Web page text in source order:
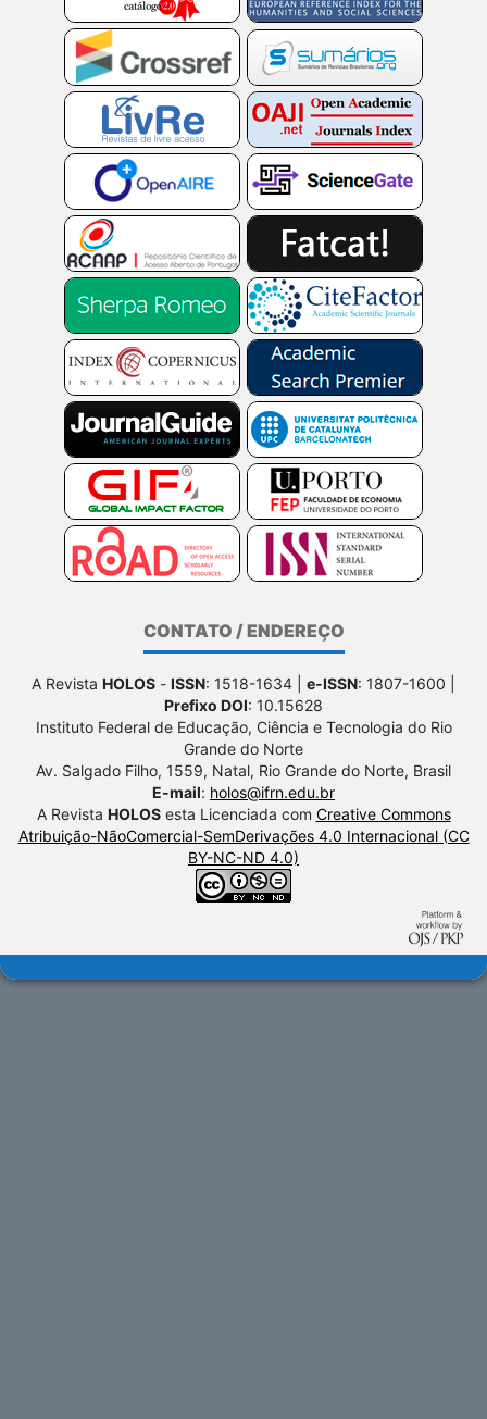
CONTATO / ENDEREÇO
A Revista HOLOS - ISSN: 1518-1634 | e-ISSN: 1807-1600 |
Prefixo DOI: 10.15628
Instituto Federal de Educação, Ciência e Tecnologia do Rio
Grande do Norte
Av. Salgado Filho, 1559, Natal, Rio Grande do Norte, Brasil
E-mail: holos@ifrn.edu.br
A Revista HOLOSesta Licenciada com Creative Commons
Atribuição-NãoComercial-SemDerivações 4.0 Internacional (CC
BY-NC-ND 4.0)